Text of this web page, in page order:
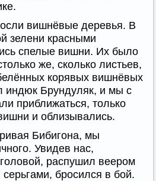
вишнёвые деревья. В
зелени красными
спелые вишни. Их было
же, сколько листьев,
корявых вишнёвых
индюк Брундуляк, и мы с
приближаться, только
и облизывались.
Бибигона, мы
Увидев нас,
распушил веером
бросился в бой.